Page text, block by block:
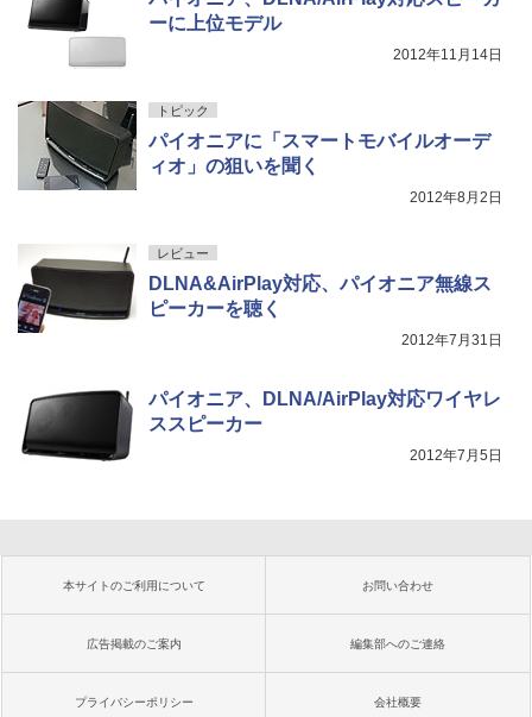
ーに上位モデル
2012年11月14日
トピック
パイオニアに「スマートモバイルオーデ
ィオ」の狙いを聞く
2012年8月2日
レビュー
DLNA&AirPlay対応、パイオニア無線ス
ピーカーを聴く
2012年7月31日
パイオニア、DLNA/AirPlay対応ワイヤレ
ススピーカー
2012年7月5日
本サイトのご利用について お問い合わせ
広告掲載のご案内 編集部へのご連絡
プライバシーポリシー 会社概要